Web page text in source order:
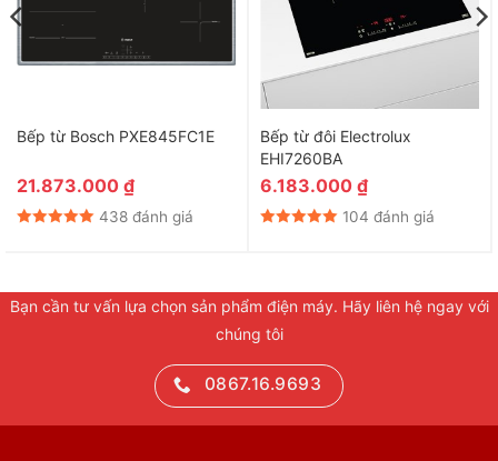
Bếp từ Bosch PXE845FC1E
21.873.000 ₫
438 đánh giá
Bếp từ đôi Electrolux
EHI7260BA
6.183.000 ₫
104 đánh giá
Bạn cần tư vấn lựa chọn sản phẩm điện máy. Hãy liên hệ ngay với
chúng tôi
0867.16.9693